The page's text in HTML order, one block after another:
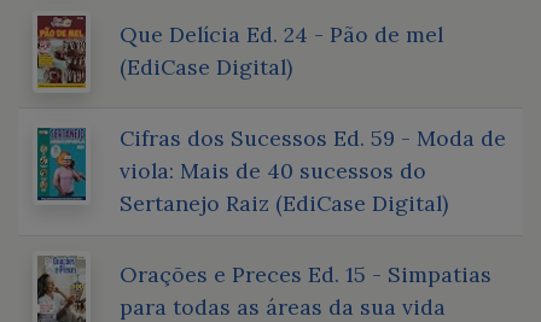
Que Delícia Ed. 24 - Pão de mel
(EdiCase Digital)
Cifras dos Sucessos Ed. 59 - Moda de
viola: Mais de 40 sucessos do
Sertanejo Raiz (EdiCase Digital)
Orações e Preces Ed. 15 - Simpatias
para todas as áreas da sua vida